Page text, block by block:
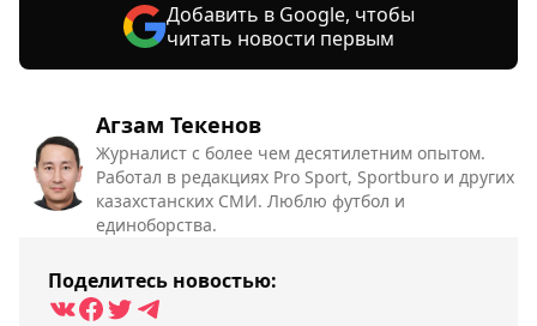
Агзам Текенов
Журналист с более чем десятилетним опытом.
Работал в редакциях Pro Sport, Sportburo и других
казахстанских СМИ. Люблю футбол и
единоборства.
Поделитесь новостью:
Добавить в Google, чтобы
читать новости первым